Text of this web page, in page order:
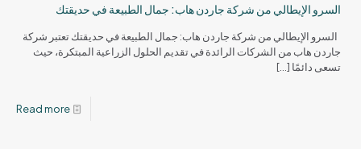
السرو الإيطالي من شركة جاردن هاب: جمال الطبيعة في حديقتك
السرو الإيطالي من شركة جاردن هاب: جمال الطبيعة في حديقتك تعتبر شركة
جاردن هاب من الشركات الرائدة في تقديم الحلول الزراعية المبتكرة، حيث
تسعى دائمًا […]
Read more